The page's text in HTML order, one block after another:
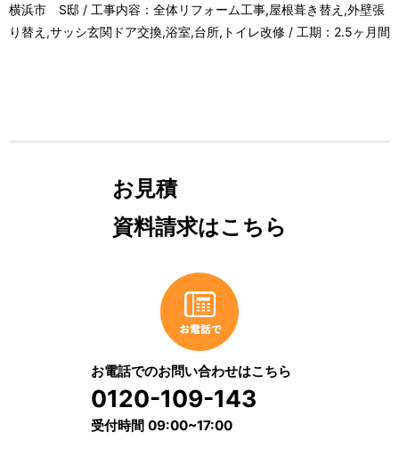
横浜市 S邸 / 工事内容：全体リフォーム工事,屋根葺き替え,外壁張
り替え,サッシ玄関ドア交換,浴室,台所,トイレ改修 / 工期：2.5ヶ月間
お見積
資料請求はこちら
お電話でのお問い合わせはこちら
0120-109-143
受付時間 09:00~17:00